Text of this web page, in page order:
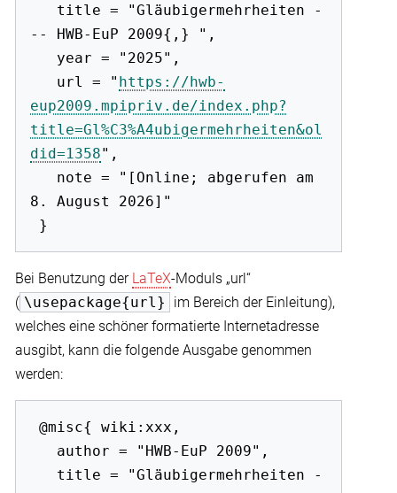
-- HWB-EuP 2009{,} ",
   url = "
https://hwb-
eup2009.mpipriv.de/index.php?
title=Gl%C3%A4ubigermehrheiten&ol
did=1358",
8. August 2026]"
Bei Benutzung der LaTeX-Moduls „url“
( \usepackage{url}
im Bereich der Einleitung),
welches eine schöner formatierte Internetadresse
ausgibt, kann die folgende Ausgabe genommen
werden:
@misc{ wiki:xxx,